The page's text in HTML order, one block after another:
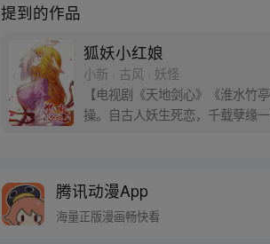
提到的作品
狐妖小红娘
小新 · 古风 · 妖怪
【电视剧《天地剑心》《淮水
操。自古人妖生死恋，千载孽缘
腾讯动漫App
海量正版漫画畅快看